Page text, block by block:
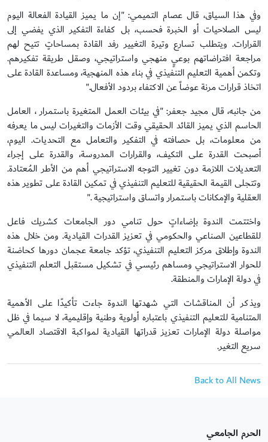
وفي هذا السياق، قال عصام التميمي: "إن ما يميز القيادة الفعالة اليوم
ليس الصلاحيات أو الخبرة فحسب، بل كفاءة التفكير الذي يفضي إلى
القرارات. ويتطلب تسارع وتيرة التغيير رفد القادة بمساحاتٍ تتيح لهم
مراجعة افتراضاتهم بوعيٍ منهجي واستراتيجي، وصقل طريقة تفكيرهم.
وتكمن أهمية التعليم التنفيذي في بناء هذه المنهجية، ومساعدة القادة على
اتخاذ قرارات مرنة عوضاً عن الاكتفاء بردود الأفعال."
من جانبه، قال مجيد جعفر: "في بيئات العمل المتغيرة باستمرار ، العامل
الحاسم الذي يميز القائد الحقيقي وقت الأزمات والتغيرات ليس ما يعرفه
من معلومات، بل حصافته في التفكير والتعامل مع التحديات. اليوم،
أصبحت القدرة على التكيف، والقرارات المدروسة، والقدرة على إجراء
التعديلات اللازمة دون تغيير التوجه الاستراتيجي أهم من الأطر المُعتادة.
وتتجلى القيمة الحقيقية للتعليم التنفيذي في تمكين القادة على تطوير هذه
العقلية والإمكانات باستمرار واتساق واستراتيجية ."
واختتمت الندوة بإضاءاتٍ حول تنامي دور الجامعات كشريك فاعل
للقطاعين الصناعي والحكومي في تعزيز القدرات القيادية. ومن خلال هذه
الندوة وإطلاق مركز التعليم التنفيذي، تؤكد جامعة عجمان دورها كحاضنة
للحوار الاستراتيجي ومساهم رئيسي في تشكيل مستقبل التعلم التنفيذي
في دولة الإمارات والمنطقة.
ويذكر أن المناقشات التي شهدتها الندوة جاءت تأكيدًا على الأهمية
المتنامية للتعليم التنفيذي باعتباره أولوية وطنية وإقليمية، لا سيما في ظل
مواصلة دولة الإمارات تعزيز قدراتها القيادية لمواكبة الاقتصاد العالمي
سريع التغير.
Back to All News
الحرم الجامعي